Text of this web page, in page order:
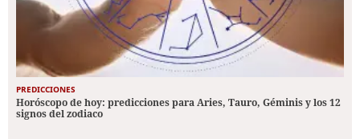
PREDICCIONES
Horóscopo de hoy: predicciones para Aries, Tauro, Géminis y los 12
signos del zodiaco